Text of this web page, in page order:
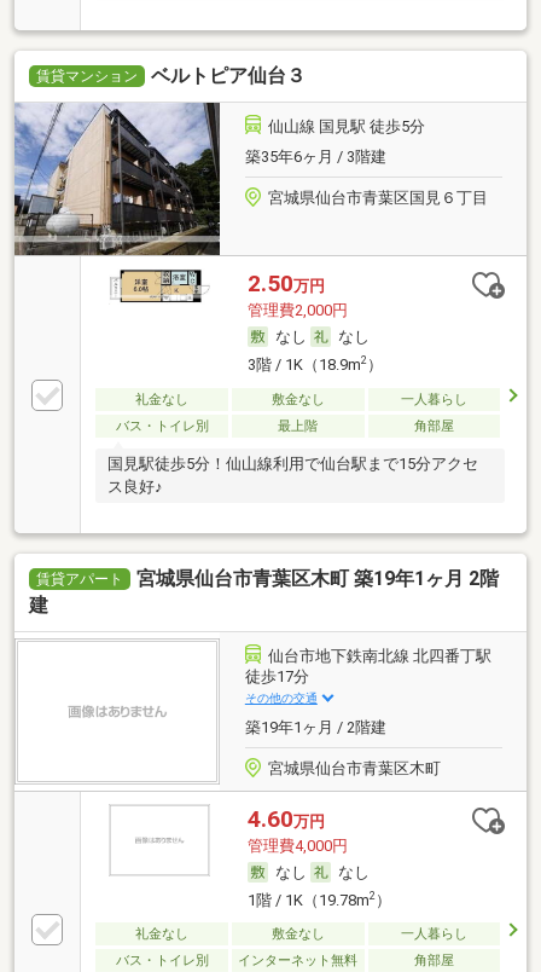
賃貸マンション ベルトピア仙台３
仙山線 国見駅 徒歩5分
築35年6ヶ月 / 3階建
宮城県仙台市青葉区国見６丁目
2.50万円
管理費2,000円
なし
なし
3階 / 1K（18.9m2）
礼金なし 敷金なし
一人暮らし
バス・トイレ別
最上階 角部屋
国見駅徒歩5分！仙山線利用で仙台駅まで15分アクセ
ス良好♪
賃貸アパート
宮城県仙台市青葉区木町 築19年1ヶ月 2階
建
仙台市地下鉄南北線 北四番丁駅
徒歩17分
その他の交通
築19年1ヶ月 / 2階建
宮城県仙台市青葉区木町
4.60万円
管理費4,000円
なし
なし
1階 / 1K（19.78m2）
礼金なし 敷金なし
一人暮らし
バス・トイレ別
インターネット無料 角部屋